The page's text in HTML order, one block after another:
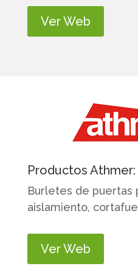
Ver Web
Productos Athmer:
Burletes de puertas
aislamiento,
Ver Web